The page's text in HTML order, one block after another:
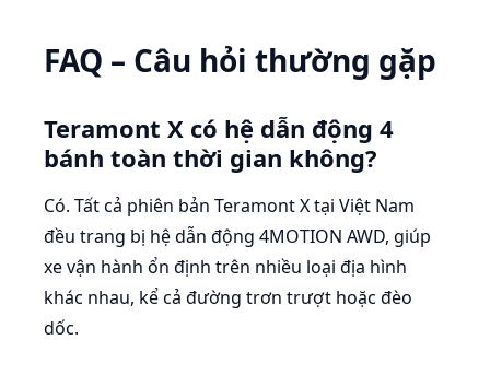
FAQ – Câu hỏi thường gặp
Teramont X có hệ dẫn động 4
bánh toàn thời gian không?
Có. Tất cả phiên bản Teramont X tại Việt Nam
đều trang bị hệ dẫn động 4MOTION AWD, giúp
xe vận hành ổn định trên nhiều loại địa hình
khác nhau, kể cả đường trơn trượt hoặc đèo
dốc.